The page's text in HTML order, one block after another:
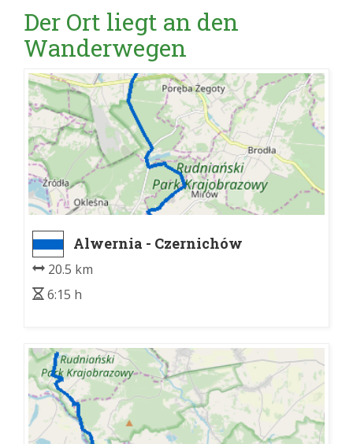
Der Ort liegt an den
Wanderwegen
Alwernia - Czernichów
20.5 km
6:15 h